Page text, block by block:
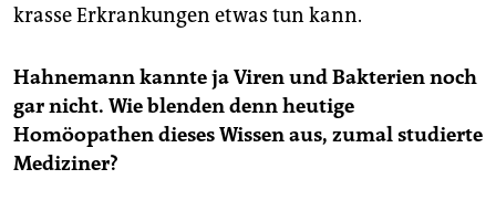
krasse Erkrankungen etwas tun kann.
Hahnemann kannte ja Viren und Bakterien noch
gar nicht. Wie blenden denn heutige
Homöopathen dieses Wissen aus, zumal studierte
Mediziner?